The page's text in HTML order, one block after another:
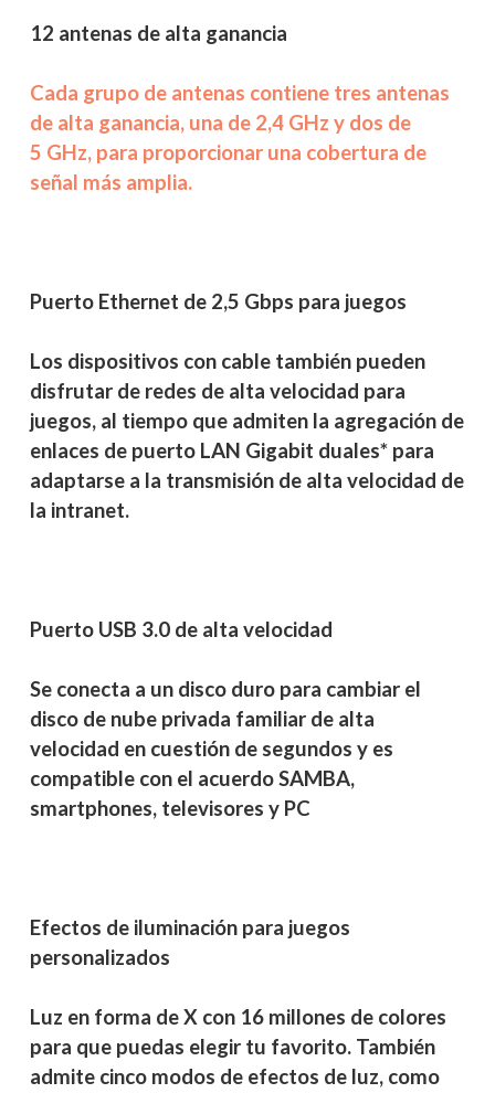
12 antenas de alta ganancia
Cada grupo de antenas contiene tres antenas
de alta ganancia, una de 2,4 GHz y dos de
5 GHz, para proporcionar una cobertura de
señal más amplia.
Puerto Ethernet de 2,5 Gbps para juegos
Los dispositivos con cable también pueden
disfrutar de redes de alta velocidad para
juegos, al tiempo que admiten la agregación de
enlaces de puerto LAN Gigabit duales* para
adaptarse a la transmisión de alta velocidad de
la intranet.
Puerto USB 3.0 de alta velocidad
Se conecta a un disco duro para cambiar el
disco de nube privada familiar de alta
velocidad en cuestión de segundos y es
compatible con el acuerdo SAMBA,
smartphones, televisores y PC
Efectos de iluminación para juegos
personalizados
Luz en forma de X con 16 millones de colores
para que puedas elegir tu favorito. También
admite cinco modos de efectos de luz, como